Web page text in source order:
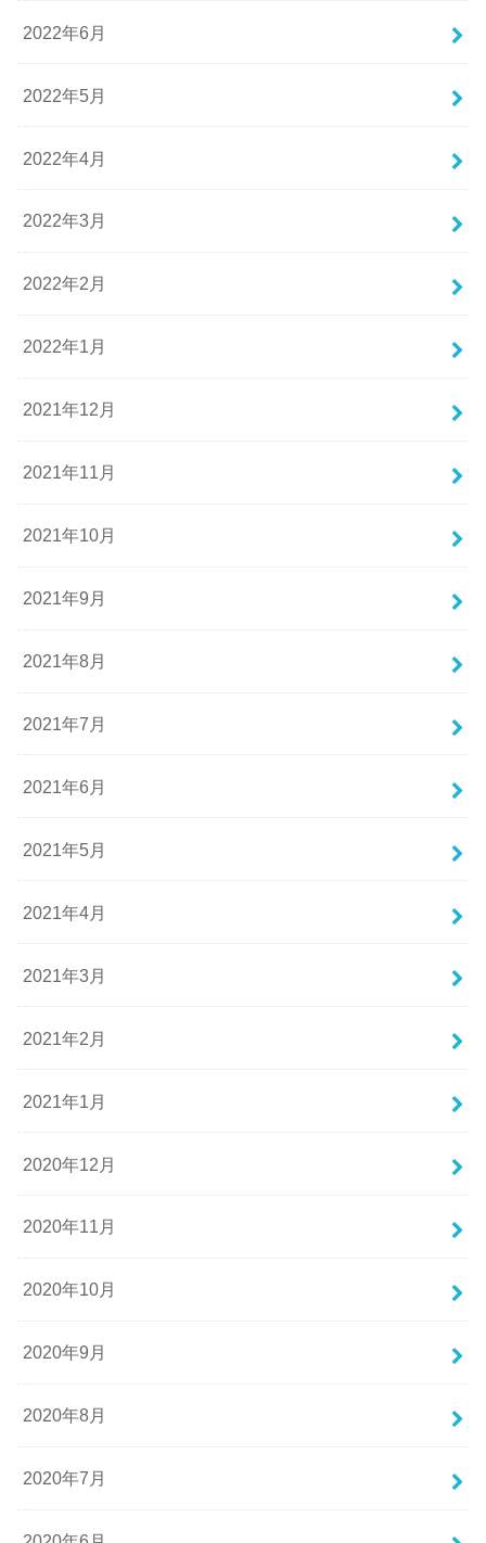
2022年6月
2022年5月
2022年4月
2022年3月
2022年2月
2022年1月
2021年12月
2021年11月
2021年10月
2021年9月
2021年8月
2021年7月
2021年6月
2021年5月
2021年4月
2021年3月
2021年2月
2021年1月
2020年12月
2020年11月
2020年10月
2020年9月
2020年8月
2020年7月